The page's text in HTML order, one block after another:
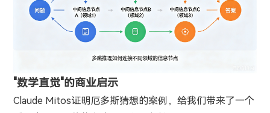
"数学直觉"的商业启示
Claude Mitos证明厄多斯猜想的案例，给我们带来了一个